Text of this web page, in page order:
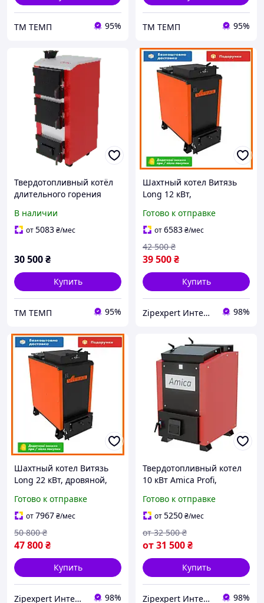
ТМ ТЕМП 95% ТМ ТЕМП 95%
Твердотопливный котёл
длительного горения
В наличии
от5083₴/мес
30 500₴
Купить
ТМ ТЕМП 95%
Шахтный котел Витязь
Long 12 кВт,
обогреватель, стальной
теплообменник, дрова и
уголь
Готово к отправке
от6583₴/мес
39 500₴
42 500 ₴
Купить
Zipexpert Интернет-магазин по продаже ювелирных украшений и всего еще 98%
Шахтный котел Витязь
Long 22 кВт, дровяной,
отопительный котел
твердотопливный
Готово к отправке
от7967₴/мес
47 800₴
50 800 ₴
Купить
Zipexpert Интернет-магазин по продаже ювелирных украшений и всего еще 98%
Твердотопливный котел
10 кВт Amica Profi,
для дома, бесплатная
доставка
Готово к отправке
от5250₴/мес
от31 500₴
от 32 500 ₴
Купить
Zipexpert Интернет-магазин по продаже ювелирных украшений и всего еще 98%